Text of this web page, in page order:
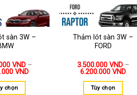
sàn 3W –
VND–
VND
chọn
Thảm lót sàn 3W –
FORD
3.500.000 VND–
6.200.000 VND
Tùy chọn